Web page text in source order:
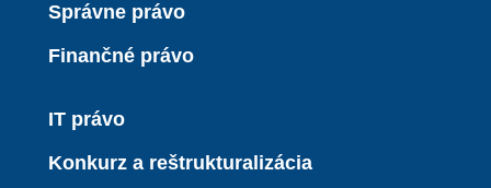
Správne právo
Finančné právo
IT právo
Konkurz a reštrukturalizácia